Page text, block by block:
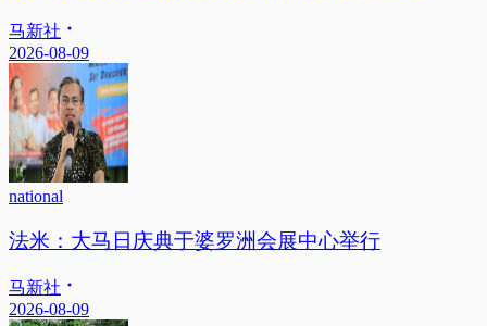
马新社
2026-08-09
national
法米：大马日庆典于婆罗洲会展中心举行
马新社
2026-08-09